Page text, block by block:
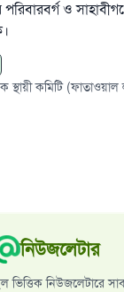
ও
কমিটি (ফাতাওয়াল
নিউজলেটার
ভিত্তিক নিউজলেটারে
দিতে আমাদেরকে
আলাইহি ওয়া সাল্লাম
পথ দেখাবে সে
সওয়াব পাবে